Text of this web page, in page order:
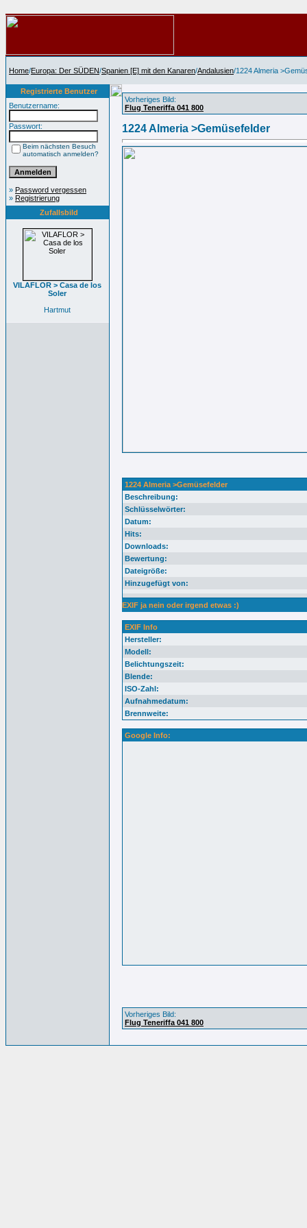
Home/Europa: Der SÜDEN/Spanien [E] mit den Kanaren/Andalusien/1224 Almeria
Registrierte Benutzer
Benutzername:
Passwort:
Beim nächsten Besuch
automatisch anmelden?
» Password vergessen
» Registrierung
Zufallsbild
VILAFLOR > Casa de los
Soler
Hartmut
Vorheriges Bild:
Flug Teneriffa 041 800
1224 Almeria >Gemüsefelder
1224 Almeria >Gemüsefelder
Beschreibung:
Schlüsselwörter:
Datum:
Hits:
Downloads:
Bewertung:
Dateigröße:
Hinzugefügt von:
EXIF ja nein oder irgend etwas :)
EXIF Info
Hersteller:
Modell:
Belichtungszeit:
Blende:
ISO-Zahl:
Aufnahmedatum:
Brennweite:
Google Info:
Vorheriges Bild:
Flug Teneriffa 041 800